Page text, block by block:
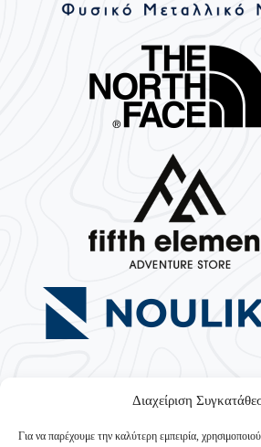
Διαχείριση
Για να παρέχουμε την καλύτερη εμπειρία,